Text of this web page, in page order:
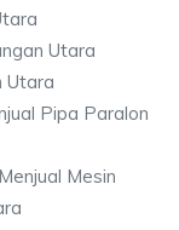
Utara
Utara
Pipa Paralon
Mesin